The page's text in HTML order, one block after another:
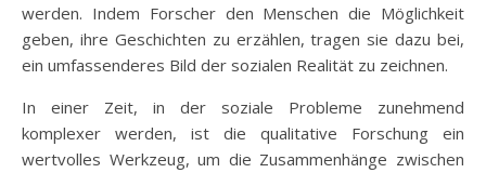
werden. Indem Forscher den Menschen die Möglichkeit
geben, ihre Geschichten zu erzählen, tragen sie dazu bei,
ein umfassenderes Bild der sozialen Realität zu zeichnen.
In einer Zeit, in der soziale Probleme zunehmend
komplexer werden, ist die qualitative Forschung ein
wertvolles Werkzeug, um die Zusammenhänge zwischen